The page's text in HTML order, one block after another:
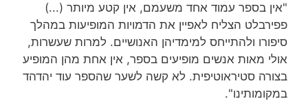
"אין בספר עמוד אחד משעמם, אין קטע מיותר (...)
פפירבלט הצליח לאפיין את הדמויות המופיעות במהלך
סיפורו ולהתייחס למימדיהן האנושיים. למרות שעשרות,
אולי מאות אנשים מופיעים בספר, אין אחת מהן המופיע
בצורה סטיראוטיפית. לא קשה לשער שהספר עוד יהדהד
במקומותינו".